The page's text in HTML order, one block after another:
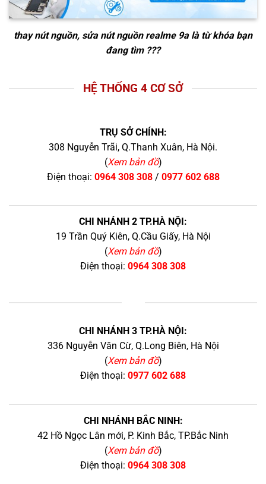
thay nút nguồn, sửa nút nguồn realme 9alà từ khóa bạn
đang tìm ???
HỆ THỐNG 4 CƠ SỞ
TRỤ SỞ CHÍNH:
308 Nguyễn Trãi, Q.Thanh Xuân, Hà Nội.
(Xem bản đồ)
Điện thoại: 0964 308 308/ 0977 602 688
CHI NHÁNH 2 TP.HÀ NỘI:
19 Trần Quý Kiên, Q.Cầu Giấy, Hà Nội
(Xem bản đồ)
Điện thoại: 0964 308 308
CHI NHÁNH 3 TP.HÀ NỘI:
336 Nguyễn Văn Cừ, Q.Long Biên, Hà Nội
(Xem bản đồ)
Điện thoại: 0977 602 688
CHI NHÁNH BẮC NINH:
42 Hồ Ngọc Lân mới, P. Kinh Bắc, TP.Bắc Ninh
(Xem bản đồ)
Điện thoại: 0964 308 308